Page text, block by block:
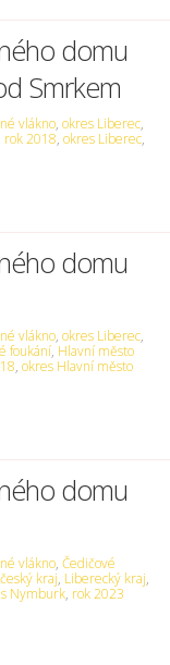
domu
Smrkem
vlákno,okres Liberec,
rok 2018,okres Liberec,
domu
vlákno,okres Liberec,
foukání, Hlavní město
,okres Hlavní město
domu
vlákno,Čedičové
kraj, Liberecký kraj,
Nymburk, rok 2023